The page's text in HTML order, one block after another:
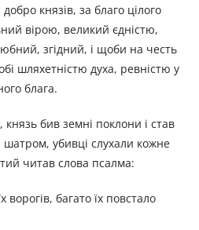
князів, за благо цілого
вірою, великий єдністю,
згідний, і щоби на честь
шляхетністю духа, ревністю у
блага.
князь бив земні поклони і став
убивці слухали кожне
читав слова псалма:
ворогів, багато їх повстало